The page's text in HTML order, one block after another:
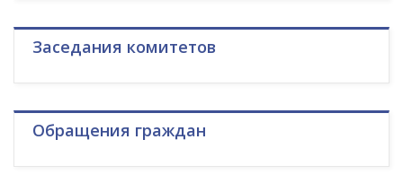
Заседания комитетов
Обращения граждан